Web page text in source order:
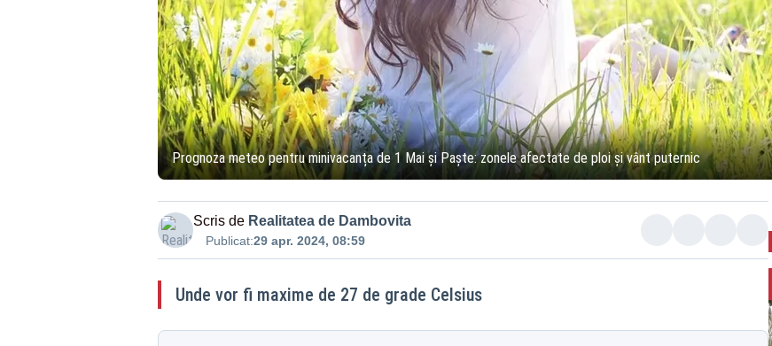
Prognoza meteo pentru minivacanța de 1 Mai și Paște: zonele afectate de ploi și vânt puternic
Scris de Realitatea de Dambovita
Publicat:29 apr. 2024, 08:59
Unde vor fi maxime de 27 de grade Celsius